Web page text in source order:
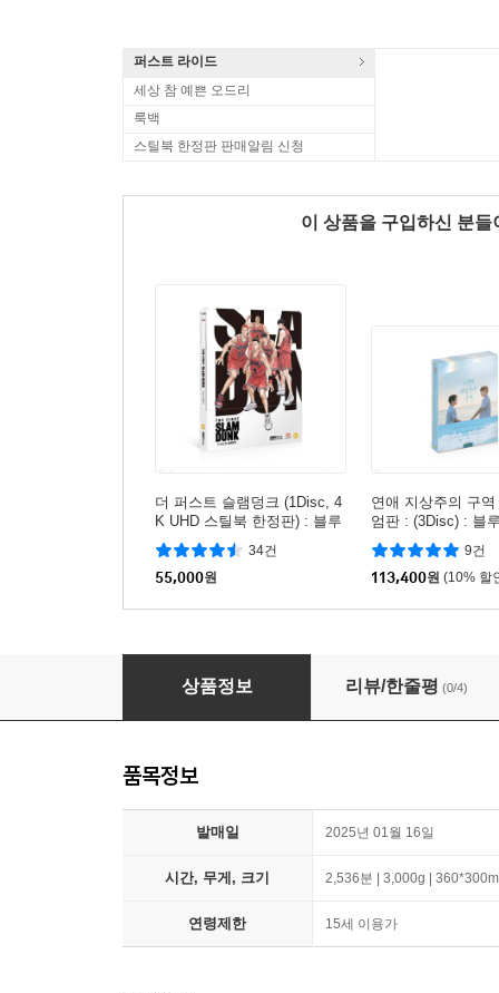
퍼스트 라이드
세상 참 예쁜 오드리
룩백
스틸북 한정판 판매알림 신청
이 상품을 구입하신 분
더 퍼스트 슬램덩크 (1Disc, 4
K UHD 스틸북 한정판) : 블루
레이
34건
55,000원
연애 지상주의 구
엄판 : (3Disc) : 블
9건
113,400원 (10% 할
슬램덩크 TV시리즈 1~101화 + 극장판 1~4기
상품정보 리뷰/한줄평 (0/4)
품목정보
발매일 2025년 01월 16일
시간, 무게, 크기 2,536분 | 3,000g |
연령제한 15세 이용가